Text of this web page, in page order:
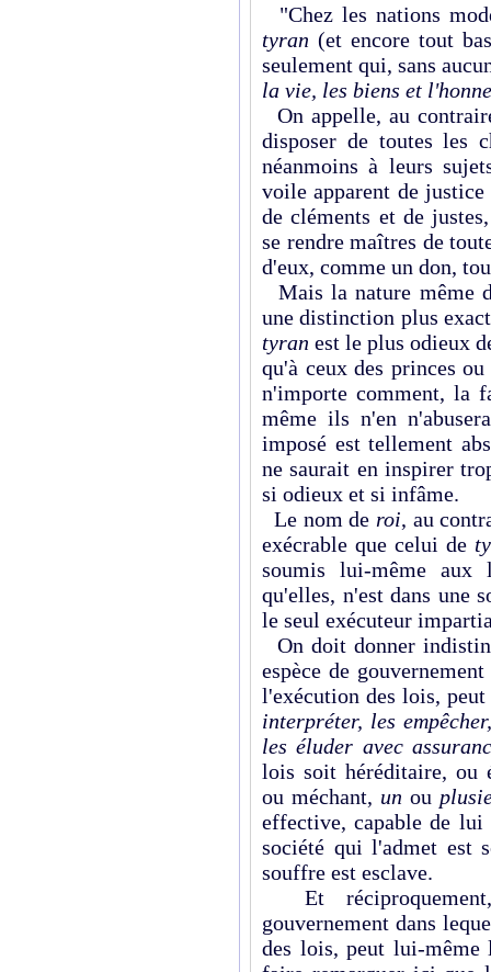
"Chez les nations
tyran (et encore tout
seulement qui, sans
la vie, les biens et
On appelle, au
disposer de toutes les
néanmoins à leurs
voile apparent de
de cléments et de
se rendre maîtres de
d'eux, comme un don,
Mais la nature même
une distinction plus
tyran est le plus odieux
qu'à ceux des princes
n'importe comment, la
même ils n'en
imposé est tellement
ne saurait en inspirer
si odieux et si infâme.
Le nom de roi, au
exécrable que celui de
soumis lui-même aux
qu'elles, n'est dans une
le seul exécuteur
On doit donner
espèce de
l'exécution des lois, peut
interpréter, les
les éluder avec
lois soit héréditaire, ou
ou méchant, un ou
effective, capable de
société qui l'admet est
souffre est esclave.
Et
gouvernement dans
des lois, peut lui-